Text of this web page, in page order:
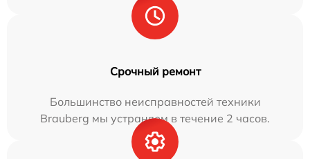
Срочный ремонт
Большинство неисправностей техники
Brauberg мы устраняем в течение 2 часов.